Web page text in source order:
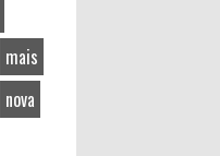
mais
nova